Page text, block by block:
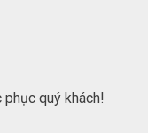
quý khách!